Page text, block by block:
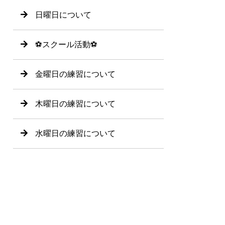
日曜日について
⚽️スクール活動⚽️
金曜日の練習について
木曜日の練習について
水曜日の練習について